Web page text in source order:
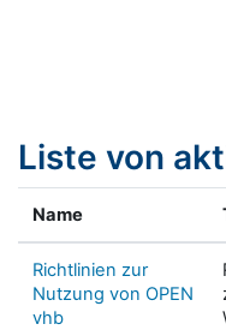
Liste von
Name
Richtlinien zur
Nutzung von OPEN
vhb